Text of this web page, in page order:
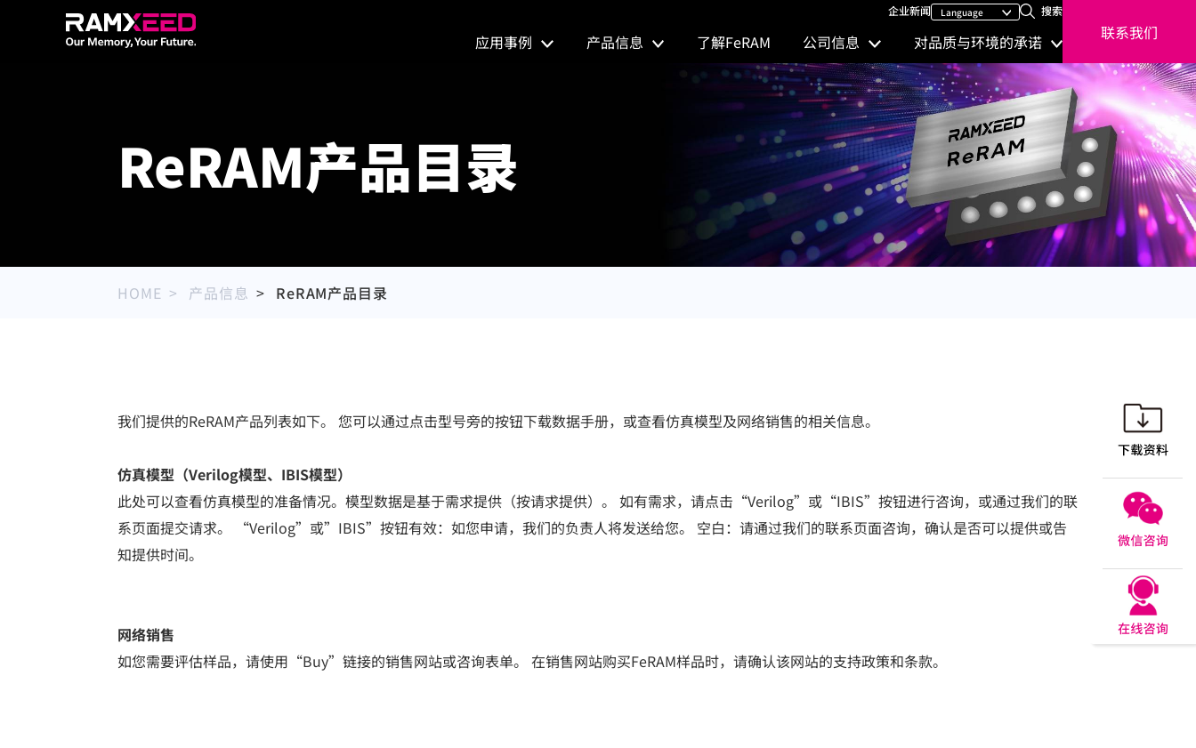
企业新闻 搜索
应用事例 产品信息 了解FeRAM 公司信息 对品质与环境的承诺 联系我们
ReRAM产品目录
HOME 产品信息 ReRAM产品目录
我们提供的ReRAM产品列表如下。 您可以通过点击型号旁的按钮下载数据手册，或查看仿真模型及网络销售的相关信息。
仿真模型（Verilog模型、IBIS模型）
此处可以查看仿真模型的准备情况。模型数据是基于需求提供（按请求提供）。 如有需求，请点击“Verilog”或“IBIS”按钮进行咨询，或通过我们的联
系页面提交请求。 “Verilog”或”IBIS”按钮有效：如您申请，我们的负责人将发送给您。 空白：请通过我们的联系页面咨询，确认是否可以提供或告
知提供时间。
网络销售
如您需要评估样品，请使用“Buy”链接的销售网站或咨询表单。 在销售网站购买FeRAM样品时，请确认该网站的支持政策和条款。